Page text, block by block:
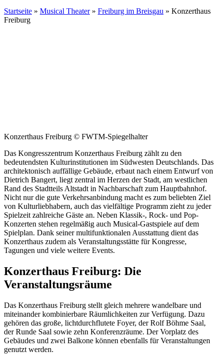
Startseite » Musical Theater» Freiburg im Breisgau » Konzerthaus
Freiburg
Konzerthaus Freiburg © FWTM-Spiegelhalter
Das Kongresszentrum Konzerthaus Freiburg zählt zu den
bedeutendsten Kulturinstitutionen im Südwesten Deutschlands. Das
architektonisch auffällige Gebäude, erbaut nach einem Entwurf von
Dietrich Bangert, liegt zentral im Herzen der Stadt, am westlichen
Rand des Stadtteils Altstadt in Nachbarschaft zum Hauptbahnhof.
Nicht nur die gute Verkehrsanbindung macht es zum beliebten Ziel
von Kulturliebhabern, auch das vielfältige Programm zieht zu jeder
Spielzeit zahlreiche Gäste an. Neben Klassik-, Rock- und Pop-
Konzerten stehen regelmäßig auch Musical-Gastspiele auf dem
Spielplan. Dank seiner multifunktionalen Ausstattung dient das
Konzerthaus zudem als Veranstaltungsstätte für Kongresse,
Tagungen und viele weitere Events.
Konzerthaus Freiburg: Die
Veranstaltungsräume
Das Konzerthaus Freiburg stellt gleich mehrere wandelbare und
miteinander kombinierbare Räumlichkeiten zur Verfügung. Dazu
gehören das große, lichtdurchflutete Foyer, der Rolf Böhme Saal,
der Runde Saal sowie zehn Konferenzräume. Der Vorplatz des
Gebäudes und zwei Balkone können ebenfalls für Veranstaltungen
genutzt werden.